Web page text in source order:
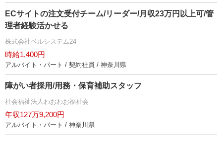
ECサイトの注文受付チーム/リーダー/月収23万円以上可/管
理者経験活かせる
株式会社ベルシステム24
時給1,400円
アルバイト・パート / 契約社員 / 神奈川県
障がい者採用/用務・保育補助スタッフ
社会福祉法人わおわお福祉会
年収127万9,200円
アルバイト・パート / 神奈川県